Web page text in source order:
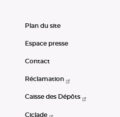
Plan du site
Espace presse
Contact
Réclamation
Caisse des Dépôts
Ciclade